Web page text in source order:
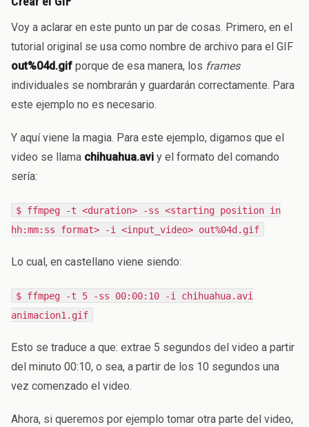
Voy a aclarar en este punto un par de cosas. Primero, en el
tutorial original se usa como nombre de archivo para el GIF
out%04d.gif porque de esa manera, los frames
individuales se nombrarán y guardarán correctamente. Para
este ejemplo no es necesario.
Y aquí viene la magia. Para este ejemplo, digamos que el
video se llama chihuahua.avi y el formato del comando
sería:
$ ffmpeg -t <duration> -ss <starting position in
hh:mm:ss format> -i <input_video> out%04d.gif
Lo cual, en castellano viene siendo:
$ ffmpeg -t 5 -ss 00:00:10 -i chihuahua.avi
animacion1.gif
Esto se traduce a que: extrae 5 segundos del video a partir
del minuto 00:10, o sea, a partir de los 10 segundos una
vez comenzado el video.
Ahora, si queremos por ejemplo tomar otra parte del video,